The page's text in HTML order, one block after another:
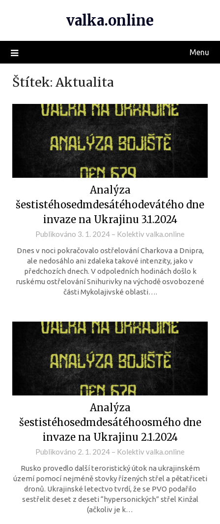
valka.online
Menu
Štítek: Aktualita
Analýza
šestistéhosedmdesátéhodevátého dne
invaze na Ukrajinu 3.1.2024
Publikováno 3. 1. 2024 – Kolektiv valka.online
Dnes v noci pokračovalo ostřelování Charkova a Dnipra,
ale nedosáhlo ani zdaleka takové intenzity, jako v
předchozích dnech. V odpoledních hodinách došlo k
ruskému ostřelování Snihurivky na východě osvobozené
části Mykolajivské oblasti….
Analýza
šestistéhosedmdesátéhoosmého dne
invaze na Ukrajinu 2.1.2024
Publikováno 2. 1. 2024 – Kolektiv valka.online
Rusko provedlo další teroristický útok na ukrajinském
území pomocí nejméně stovky řízených střel a pětatřiceti
dronů. Ukrajinské letectvo tvrdí, že se PVO podařilo
sestřelit deset z deseti “hypersonických” střel Kinžal
(ačkoliv je k…